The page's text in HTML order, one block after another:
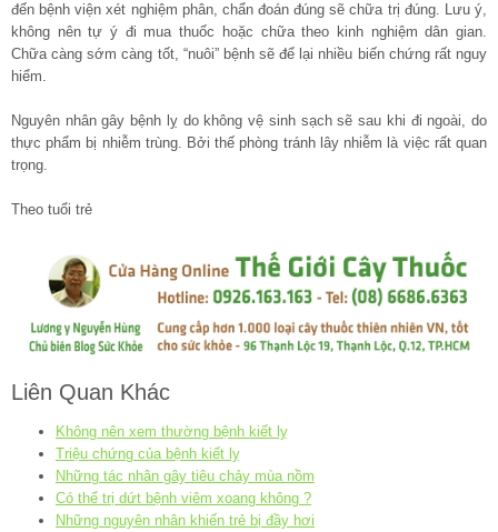
đến bệnh viện xét nghiệm phân, chẩn đoán đúng sẽ chữa trị đúng. Lưu ý,
không nên tự ý đi mua thuốc hoặc chữa theo kinh nghiệm dân gian.
Chữa càng sớm càng tốt, “nuôi” bệnh sẽ để lại nhiều biến chứng rất nguy
hiểm.
Nguyên nhân gây bệnh lỵ do không vệ sinh sạch sẽ sau khi đi ngoài, do
thực phẩm bị nhiễm trùng. Bởi thế phòng tránh lây nhiễm là việc rất quan
trọng.
Theo tuổi trẻ
Liên Quan Khác
Không nên xem thường bệnh kiết lỵ
Triệu chứng của bệnh kiết lỵ
Những tác nhân gây tiêu chảy mùa nồm
Có thể trị dứt bệnh viêm xoang không ?
Những nguyên nhân khiến trẻ bị đầy hơi